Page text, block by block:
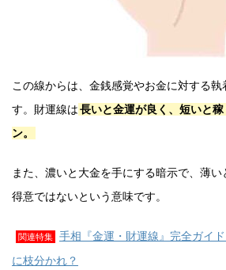
この線からは、金銭感覚やお金に対する執
す。財運線は長いと金運が良く、短いと
ン。
また、濃いと大金を手にする暗示で、薄い
得意ではないという意味です。
関連特集
手相『金運・財運線』完全ガイ
に枝分かれ？